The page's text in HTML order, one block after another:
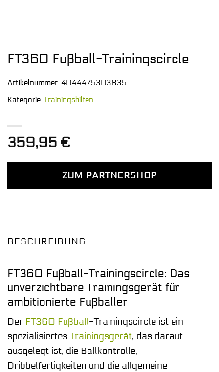
FT360 Fußball-Trainingscircle
359,95 €
ZUM PARTNERSHOP
Artikelnummer: 4044475303835
Kategorie:Trainingshilfen
BESCHREIBUNG
FT360 Fußball-Trainingscircle: Das
unverzichtbare Trainingsgerät für
ambitionierte Fußballer
Der FT360 Fußball-Trainingscircle ist ein
spezialisiertesTrainingsgerät, das darauf
ausgelegt ist, die Ballkontrolle,
Dribbelfertigkeiten und die allgemeine